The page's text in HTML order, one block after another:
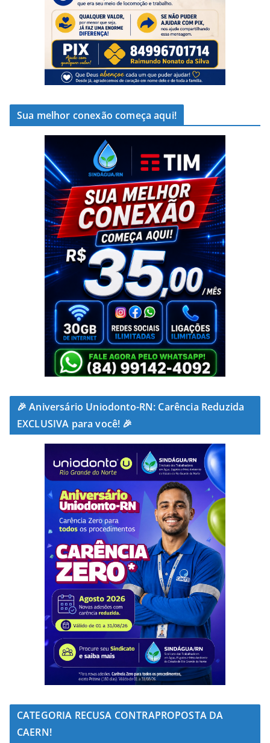
Sua melhor conexão começa aqui!
🎉 Aniversário Uniodonto-RN: Carência Reduzida
EXCLUSIVA para você! 🎉
CATEGORIA RECUSA CONTRAPROPOSTA DA
CAERN!